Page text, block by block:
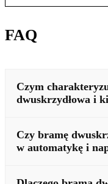
FAQ
Czym
dwuskrzydłowa i
konstrukcją, w której
zapewniając wygodny
wygląd całego
tradycyjną, jak i
Czy bramę
w automatykę i
odpowiednio dobrany